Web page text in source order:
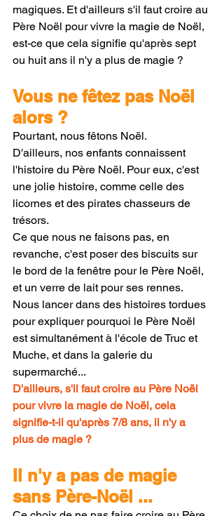
magiques. Et d'ailleurs s'il faut croire au
Père Noël pour vivre la magie de Noël,
est-ce que cela signifie qu'après sept
ou huit ans il n'y a plus de magie ?
Vous ne fêtez pas Noël
alors ?
Pourtant, nous fêtons Noël.
D'ailleurs, nos enfants connaissent
l'histoire du Père Noël. Pour eux, c'est
une jolie histoire, comme celle des
licornes et des pirates chasseurs de
trésors.
Ce que nous ne faisons pas, en
revanche, c'est poser des biscuits sur
le bord de la fenêtre pour le Père Noël,
et un verre de lait pour ses rennes.
Nous lancer dans des histoires tordues
pour expliquer pourquoi le Père Noël
est simultanément à l'école de Truc et
Muche, et dans la galerie du
supermarché...
D'ailleurs, s'il faut croire au Père Noël
pour vivre la magie de Noël, cela
signifie-t-il qu'après 7/8 ans, il n'y a
plus de magie ?
Il n'y a pas de magie
sans Père-Noël ...